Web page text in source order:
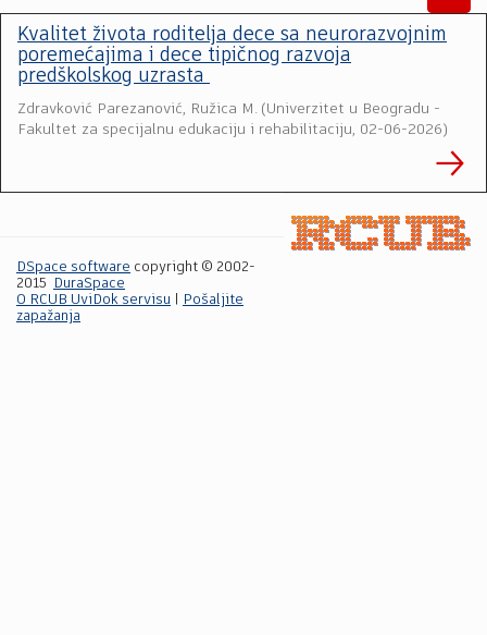
Kvalitet života roditelja dece sa neurorazvojnim
poremećajima i dece tipičnog razvoja
predškolskog uzrasta
Zdravković Parezanović, Ružica M. (Univerzitet u Beogradu -
Fakultet za specijalnu edukaciju i rehabilitaciju, 02-06-2026)
DSpace software copyright © 2002-
2015
DuraSpace
O RCUB UviDok servisu
Pošaljite
zapažanja